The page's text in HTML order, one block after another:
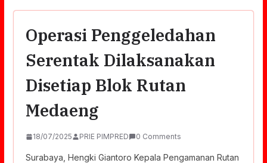
Operasi Penggeledahan
Serentak Dilaksanakan
Disetiap Blok Rutan
Medaeng
18/07/2025 PRIE PIMPRED 0 Comments
Surabaya, Hengki Giantoro Kepala Pengamanan Rutan